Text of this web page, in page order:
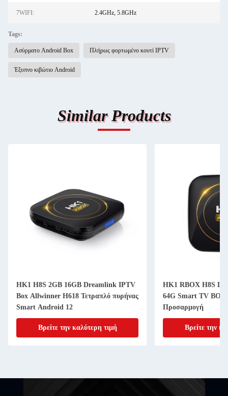
7WIFI: 2.4GHz, 5.8GHz
Tags:
Ασύρματο Android Box Πλήρως φορτωμένο κουτί IPTV
Έξυπνο κιβώτιο Android
Similar Products
HK1 H8S 2GB 16GB Dreamlink IPTV
Box Allwinner H618 Τετραπλό πυρήνας
Smart Android 12
Βρείτε την καλύτερη τιμή
HK1 RBOX H8S
64G Smart TV BOX
Προσαρμογή
Βρείτε την